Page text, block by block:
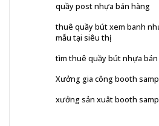
quầy post nhựa bán hàng
thuê quầy bút xem banh
mẫu tại siêu thị
tìm thuê quầy bút nhựa
Xưởng gia công booth
xưởng sản xuât booth